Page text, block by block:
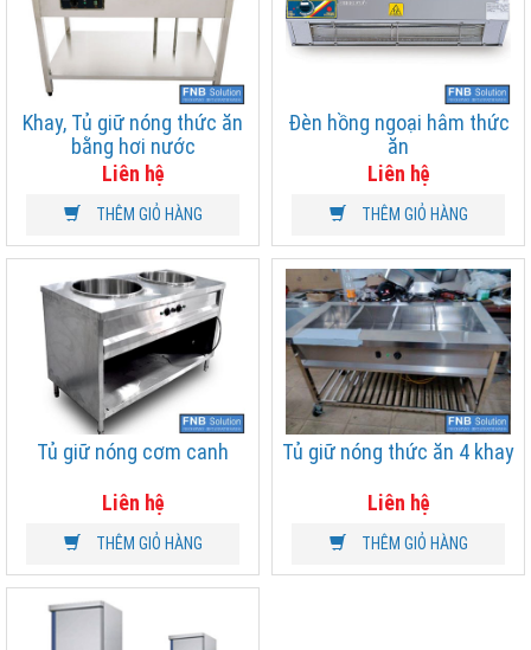
Khay, Tủ giữ nóng thức ăn
bằng hơi nước
Liên hệ
THÊM GIỎ HÀNG
Đèn hồng ngoại hâm thức
ăn
Liên hệ
THÊM GIỎ HÀNG
Tủ giữ nóng cơm canh
Liên hệ
THÊM GIỎ HÀNG
Tủ giữ nóng thức ăn 4 khay
Liên hệ
THÊM GIỎ HÀNG